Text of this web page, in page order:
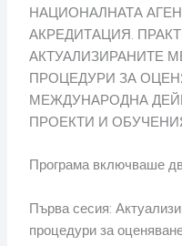
НАЦИОНАЛНАТА
АКРЕДИТАЦИЯ.
АКТУАЛИЗИРАНИТЕ
ПРОЦЕДУРИ ЗА
МЕЖДУНАРОДНА
ПРОЕКТИ И
Програма включваше
Първа сесия:
процедури за